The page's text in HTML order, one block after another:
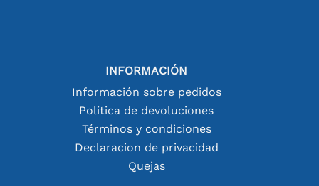
INFORMACIÓN
Información sobre pedidos
Política de devoluciones
Términos y condiciones
Declaracion de privacidad
Quejas